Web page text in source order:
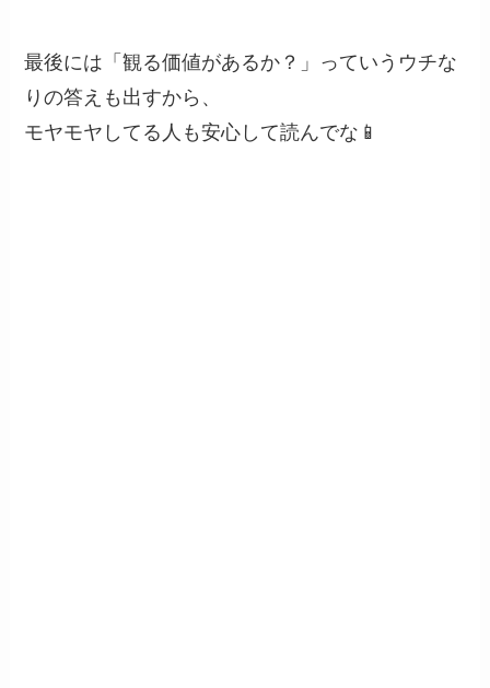
最後には「観る価値があるか？」っていうウチな
りの答えも出すから、
モヤモヤしてる人も安心して読んでな📱